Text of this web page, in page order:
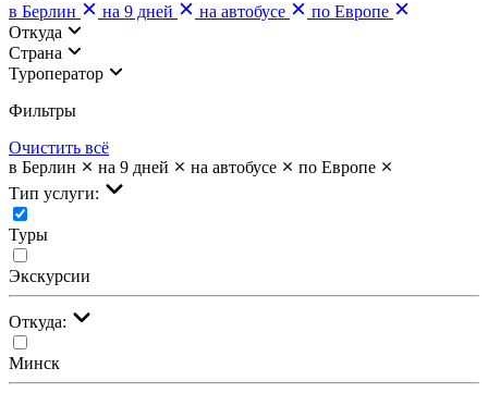
в Берлин
на 9 дней на автобусе
по Европе
Откуда
Страна
Туроператор
Фильтры
Очистить всё
в Берлин
на 9 дней на автобусе
по Европе
Тип услуги:
Туры
Экскурсии
Откуда:
Минск